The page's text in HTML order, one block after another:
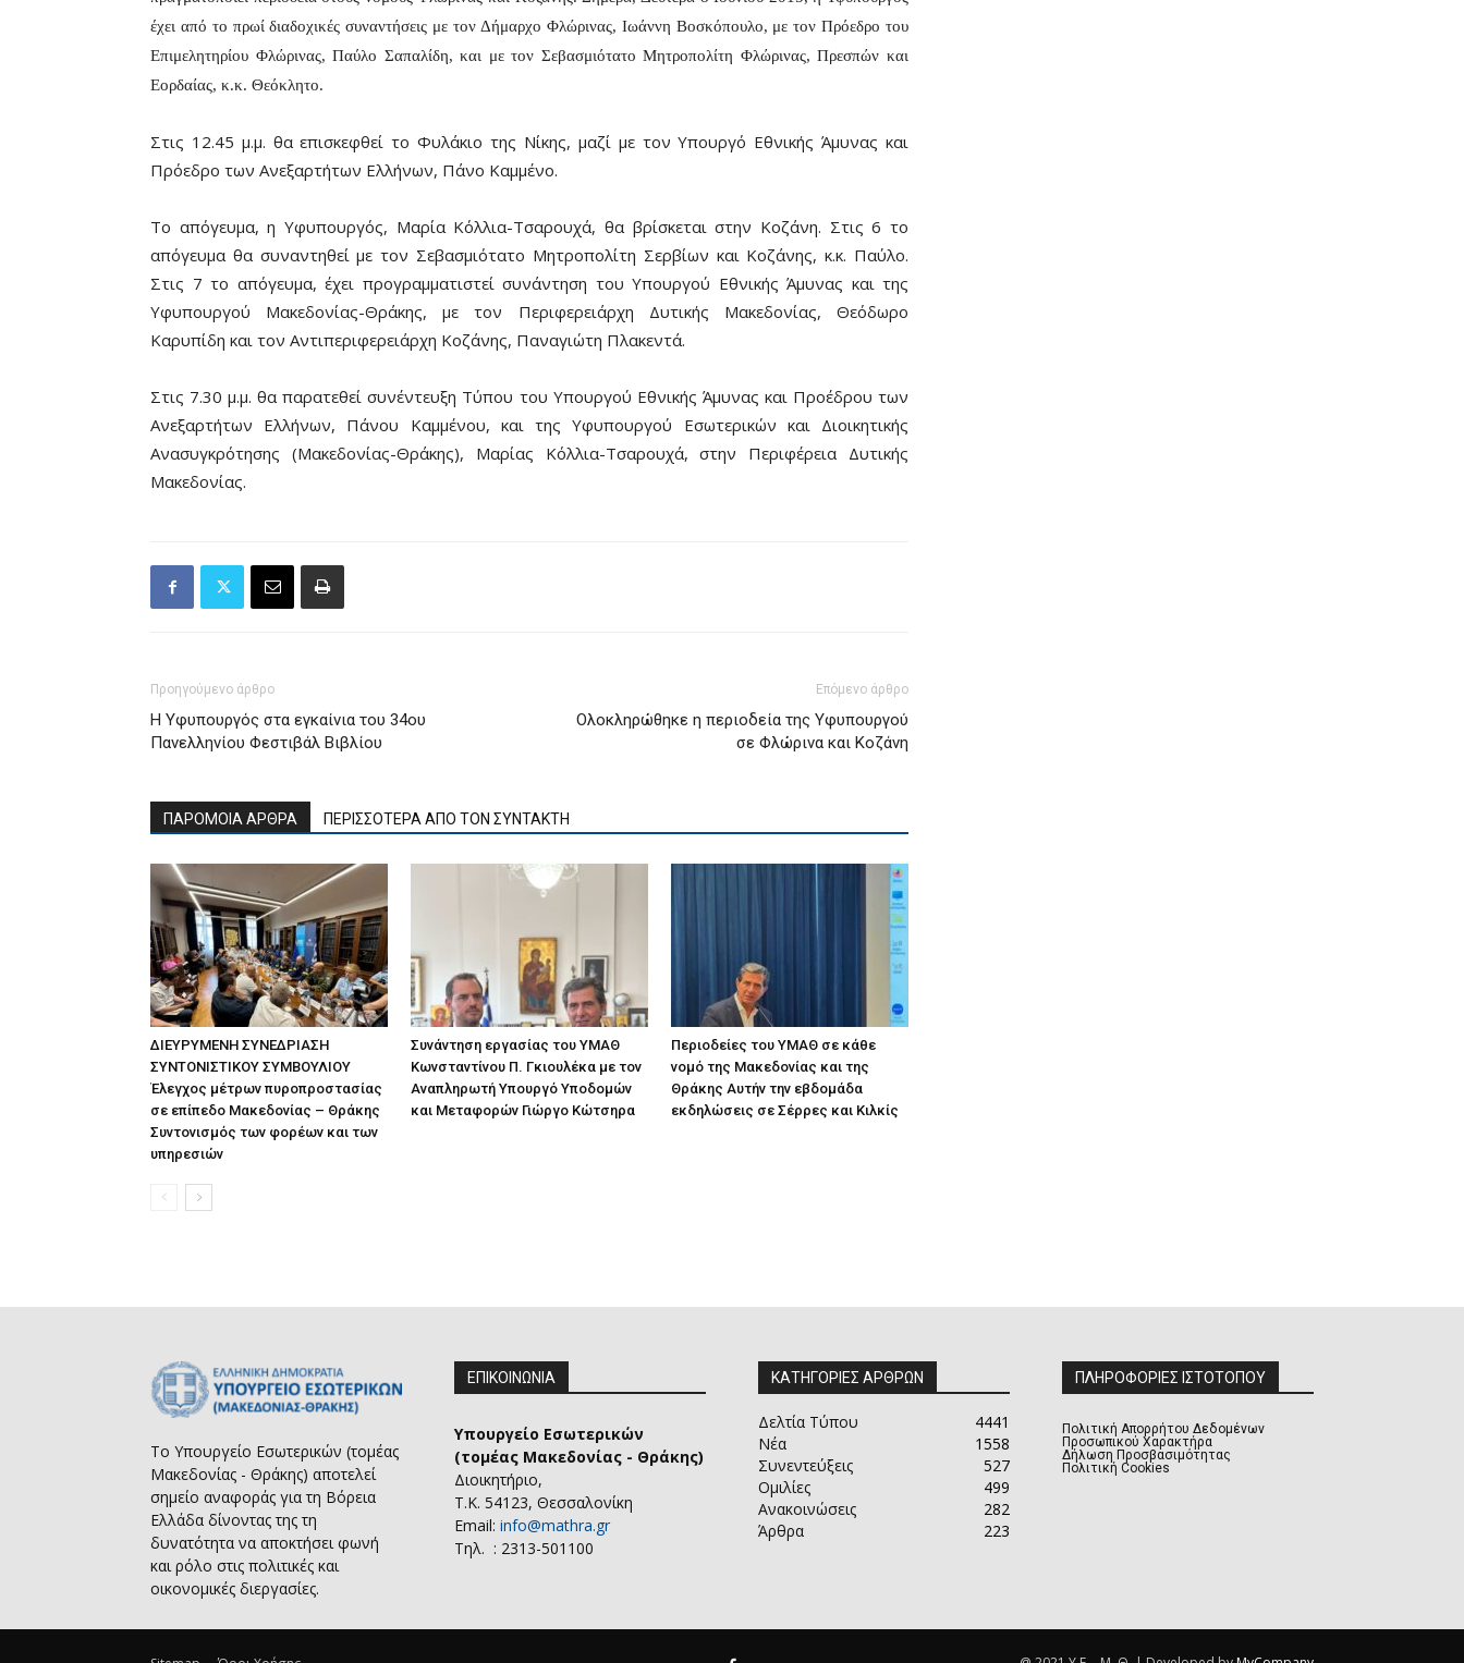
έχει από το πρωί διαδοχικές συναντήσεις με τον Δήμαρχο Φλώρινας, Ιωάννη Βοσκόπουλο, με τον Πρόεδρο του
Επιμελητηρίου Φλώρινας, Παύλο Σαπαλίδη, και με τον Σεβασμιότατο Μητροπολίτη Φλώρινας, Πρεσπών και
Εορδαίας, κ.κ. Θεόκλητο.
Στις 12.45 μ.μ. θα επισκεφθεί το Φυλάκιο της Νίκης, μαζί με τον Υπουργό Εθνικής Άμυνας και
Πρόεδρο των Ανεξαρτήτων Ελλήνων, Πάνο Καμμένο.
Το απόγευμα, η Υφυπουργός, Μαρία Κόλλια-Τσαρουχά, θα βρίσκεται στην Κοζάνη. Στις 6 το
απόγευμα θα συναντηθεί με τον Σεβασμιότατο Μητροπολίτη Σερβίων και Κοζάνης, κ.κ. Παύλο.
Στις 7 το απόγευμα, έχει προγραμματιστεί συνάντηση του Υπουργού Εθνικής Άμυνας και της
Υφυπουργού Μακεδονίας-Θράκης, με τον Περιφερειάρχη Δυτικής Μακεδονίας, Θεόδωρο
Καρυπίδη και τον Αντιπεριφερειάρχη Κοζάνης, Παναγιώτη Πλακεντά.
Στις 7.30 μ.μ. θα παρατεθεί συνέντευξη Τύπου του Υπουργού Εθνικής Άμυνας και Προέδρου των
Ανεξαρτήτων Ελλήνων, Πάνου Καμμένου, και της Υφυπουργού Εσωτερικών και Διοικητικής
Ανασυγκρότησης (Μακεδονίας-Θράκης), Μαρίας Κόλλια-Τσαρουχά, στην Περιφέρεια Δυτικής
Μακεδονίας.
Προηγούμενο άρθρο
Η Υφυπουργός στα εγκαίνια του 34ου
Πανελληνίου Φεστιβάλ Βιβλίου
Επόμενο άρθρο
Ολοκληρώθηκε η περιοδεία της Υφυπουργού
σε Φλώρινα και Κοζάνη
ΠΑΡΟΜΟΙΑ ΑΡΘΡΑ ΠΕΡΙΣΣΟΤΕΡΑ ΑΠΟ ΤΟΝ ΣΥΝΤΑΚΤΗ
ΔΙΕΥΡΥΜΕΝΗ ΣΥΝΕΔΡΙΑΣΗ
ΣΥΝΤΟΝΙΣΤΙΚΟΥ ΣΥΜΒΟΥΛΙΟΥ
Έλεγχος μέτρων πυροπροστασίας
σε επίπεδο Μακεδονίας – Θράκης
Συντονισμός των φορέων και των
υπηρεσιών
Συνάντηση εργασίας του ΥΜΑΘ
Κωνσταντίνου Π. Γκιουλέκα με τον
Αναπληρωτή Υπουργό Υποδομών
και Μεταφορών Γιώργο Κώτσηρα
Περιοδείες του ΥΜΑΘ σε κάθε
νομό της Μακεδονίας και της
Θράκης Αυτήν την εβδομάδα
εκδηλώσεις σε Σέρρες και Κιλκίς
Το Υπουργείο Εσωτερικών (τομέας
Μακεδονίας - Θράκης) αποτελεί
σημείο αναφοράς για τη Βόρεια
Ελλάδα δίνοντας της τη
δυνατότητα να αποκτήσει φωνή
και ρόλο στις πολιτικές και
οικονομικές διεργασίες.
ΕΠΙΚΟΙΝΩΝΙΑ
Υπουργείο Εσωτερικών
(τομέας Μακεδονίας - Θράκης)
Διοικητήριο,
Τ.Κ. 54123, Θεσσαλονίκη
Email: info@mathra.gr
Τηλ. : 2313-501100
ΚΑΤΗΓΟΡΙΕΣ ΑΡΘΡΩΝ
Δελτία Τύπου
4441
Νέα
1558
Συνεντεύξεις
527
Ομιλίες
499
Ανακοινώσεις
282
Άρθρα
223
ΠΛΗΡΟΦΟΡΙΕΣ ΙΣΤΟΤΟΠΟΥ
Πολιτική Απορρήτου Δεδομένων
Προσωπικού Χαρακτήρα
Δήλωση Προσβασιμότητας
Πολιτική Cookies